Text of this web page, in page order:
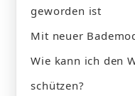
geworden ist
Mit neuer
Wie kann ich den
schützen?